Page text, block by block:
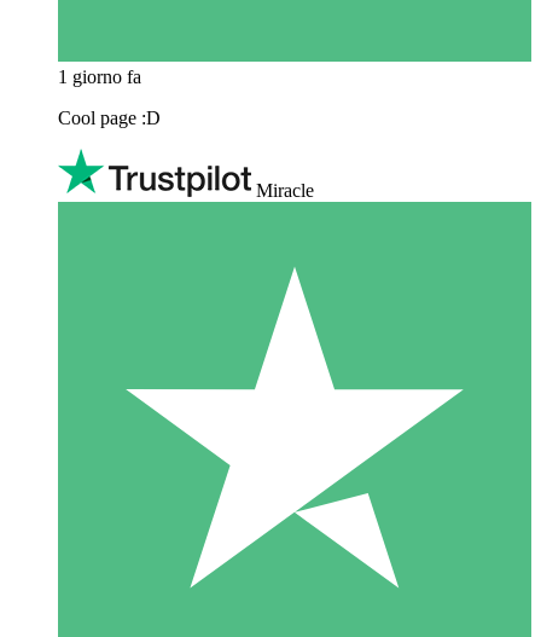
1 giorno fa
Cool page :D
Miracle